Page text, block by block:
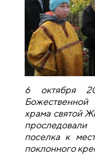
6 октября
храма святой
поселка к
поклонного